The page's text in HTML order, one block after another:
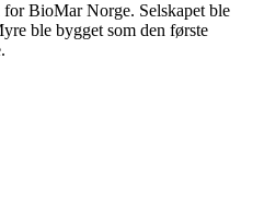
for BioMar Norge. Selskapet ble
ble bygget som den første